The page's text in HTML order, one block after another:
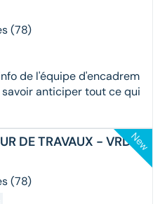
(78)
de l'équipe d'encadrem
savoir anticiper tout ce qui
DE TRAVAUX - VRD
(78)
New